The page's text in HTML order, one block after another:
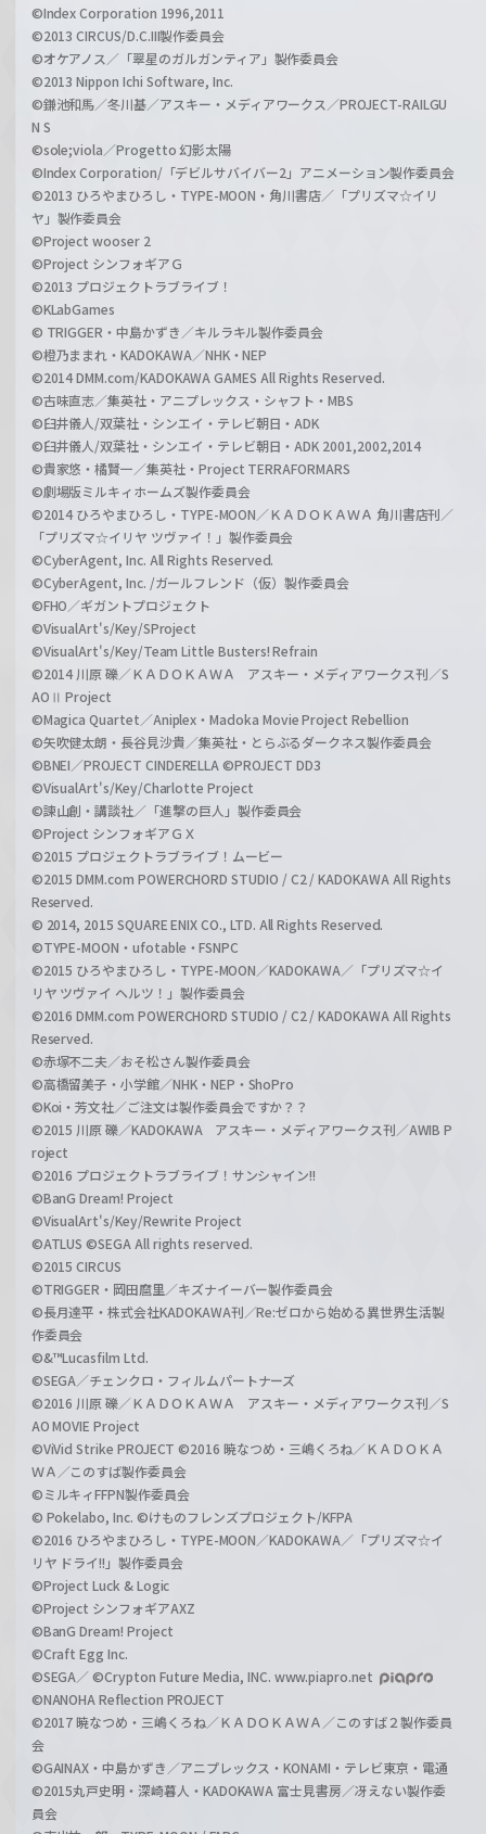
©Index Corporation 1996,2011
©2013 CIRCUS/D.C.III製作委員会
©オケアノス／「翠星のガルガンティア」製作委員会
©2013 Nippon Ichi Software, Inc.
©鎌池和馬／冬川基／アスキー・メディアワークス／PROJECT-RAILGU
N S
©sole;viola／Progetto 幻影太陽
©Index Corporation/「デビルサバイバー2」アニメーション製作委員会
©2013 ひろやまひろし・TYPE-MOON・角川書店／「プリズマ☆イリ
ヤ」製作委員会
©Project wooser 2
©Project シンフォギアＧ
©2013 プロジェクトラブライブ！
©KLabGames
© TRIGGER・中島かずき／キルラキル製作委員会
©橙乃ままれ・KADOKAWA／NHK・NEP
©2014 DMM.com/KADOKAWA GAMES All Rights Reserved.
©古味直志／集英社・アニプレックス・シャフト・MBS
©臼井儀人/双葉社・シンエイ・テレビ朝日・ADK
©臼井儀人/双葉社・シンエイ・テレビ朝日・ADK 2001,2002,2014
©貴家悠・橘賢一／集英社・Project TERRAFORMARS
©劇場版ミルキィホームズ製作委員会
©2014 ひろやまひろし・TYPE-MOON／ＫＡＤＯＫＡＷＡ 角川書店刊／
「プリズマ☆イリヤ ツヴァイ！」製作委員会
©CyberAgent, Inc. All Rights Reserved.
©CyberAgent, Inc. /ガールフレンド（仮）製作委員会
©FHO／ギガントプロジェクト
©VisualArt's/Key/SProject
©VisualArt's/Key/Team Little Busters! Refrain
©2014 川原 礫／ＫＡＤＯＫＡＷＡ アスキー・メディアワークス刊／S
AOⅡ Project
©Magica Quartet／Aniplex・Madoka Movie Project Rebellion
©矢吹健太朗・長谷見沙貴／集英社・とらぶるダークネス製作委員会
©BNEI／PROJECT CINDERELLA ©PROJECT DD3
©VisualArt's/Key/Charlotte Project
©諫山創・講談社／「進撃の巨人」製作委員会
©Project シンフォギアＧＸ
©2015 プロジェクトラブライブ！ムービー
©2015 DMM.com POWERCHORD STUDIO / C2 / KADOKAWA All Rights
Reserved.
© 2014, 2015 SQUARE ENIX CO., LTD. All Rights Reserved.
©TYPE-MOON・ufotable・FSNPC
©2015 ひろやまひろし・TYPE-MOON／KADOKAWA／「プリズマ☆イ
リヤ ツヴァイ ヘルツ！」製作委員会
©2016 DMM.com POWERCHORD STUDIO / C2 / KADOKAWA All Rights
Reserved.
©赤塚不二夫／おそ松さん製作委員会
©高橋留美子・小学館／NHK・NEP・ShoPro
©Koi・芳文社／ご注文は製作委員会ですか？？
©2015 川原 礫／KADOKAWA アスキー・メディアワークス刊／AWIB P
roject
©2016 プロジェクトラブライブ！サンシャイン!!
©BanG Dream! Project
©VisualArt's/Key/Rewrite Project
©ATLUS ©SEGA All rights reserved.
©2015 CIRCUS
©TRIGGER・岡田麿里／キズナイーバー製作委員会
©長月達平・株式会社KADOKAWA刊／Re:ゼロから始める異世界生活製
作委員会
©&™Lucasfilm Ltd.
©SEGA／チェンクロ・フィルムパートナーズ
©2016 川原 礫／ＫＡＤＯＫＡＷＡ アスキー・メディアワークス刊／S
AO MOVIE Project
©ViVid Strike PROJECT ©2016 暁なつめ・三嶋くろね／ＫＡＤＯＫＡ
ＷＡ／このすば製作委員会
©ミルキィFFPN製作委員会
© Pokelabo, Inc. ©けものフレンズプロジェクト/KFPA
©2016 ひろやまひろし・TYPE-MOON／KADOKAWA／「プリズマ☆イ
リヤ ドライ!!」製作委員会
©Project Luck & Logic
©Project シンフォギアAXZ
©BanG Dream! Project
©Craft Egg Inc.
©SEGA／ ©Crypton Future Media, INC. www.piapro.net
©NANOHA Reflection PROJECT
©2017 暁なつめ・三嶋くろね／ＫＡＤＯＫＡＷＡ／このすば２製作委員
会
©GAINAX・中島かずき／アニプレックス・KONAMI・テレビ東京・電通
©2015丸戸史明・深崎暮人・KADOKAWA 富士見書房／冴えない製作委
員会